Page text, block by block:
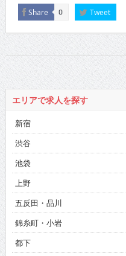
Share 0 Tweet
エリアで求人を探す
新宿
渋谷
池袋
上野
五反田・品川
錦糸町・小岩
都下